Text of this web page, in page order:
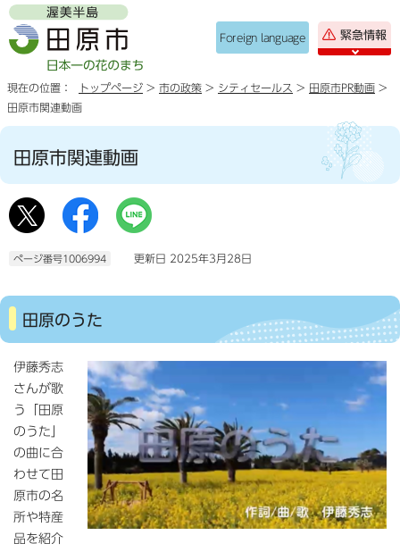
Foreign language 緊急情報
現在の位置： トップページ > 市の政策 > シティセールス > 田原市PR動画 >
田原市関連動画
田原市関連動画
ページ番号1006994 更新日 2025年3月28日
田原のうた
伊藤秀志
さんが歌
う「田原
のうた」
の曲に合
わせて田
原市の名
所や特産
品を紹介